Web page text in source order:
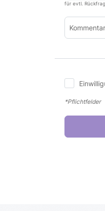
für evtl.
Kommentar
*Pflichtfelder